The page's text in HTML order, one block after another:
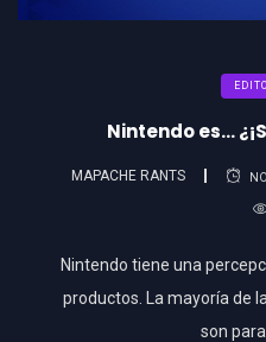
Nintendo es…
MAPACHE RANTS
Nintendo tiene una
productos. La mayoría de
son